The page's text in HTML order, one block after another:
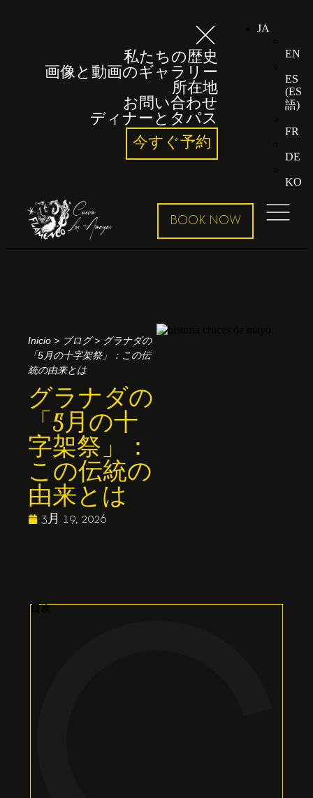
私たちの歴史
画像と動画のギャラリー
所在地
お問い合わせ
ディナーとタパス
今すぐ予約
JA
EN
ES
(ES
語)
FR
DE
KO
Inicio > ブログ> グラナダの
「5月の十字架祭」：この伝
統の由来とは
グラナダの
「5月の十
字架祭」：
この伝統の
由来とは
3月 19, 2026